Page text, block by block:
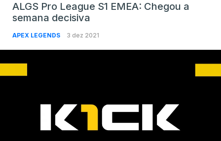
ALGS Pro League S1 EMEA: Chegou a
semana decisiva
APEX LEGENDS 3 dez 2021